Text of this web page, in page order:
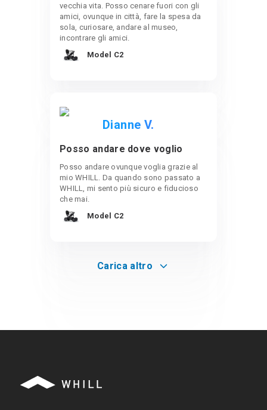
vecchia vita. Posso cenare fuori con gli
amici, ovunque in città, fare la spesa da
sola, curiosare, andare al museo,
incontrare gli amici.
Model C2
Dianne V.
Posso andare dove voglio
Posso andare ovunque voglia grazie al
mio WHILL. Da quando sono passato a
WHILL, mi sento più sicuro e fiducioso
che mai.
Model C2
Carica altro